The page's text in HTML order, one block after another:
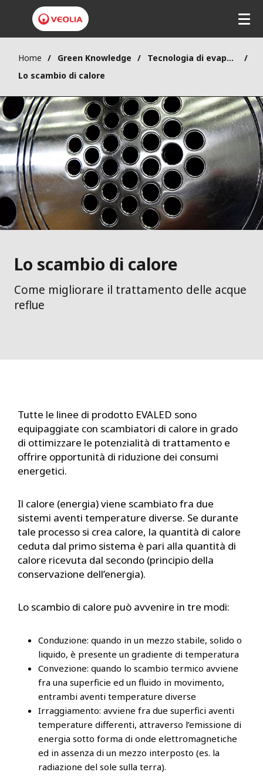
Home Green Knowledge
Tecnologia di evaporazione
Lo scambio di calore
Lo scambio di calore
Come migliorare il trattamento delle acque
reflue
Tutte le linee di prodotto EVALED sono
equipaggiate con scambiatori di calore in grado
di ottimizzare le potenzialità di trattamento e
offrire opportunità di riduzione dei consumi
energetici.
Il calore (energia) viene scambiato fra due
sistemi aventi temperature diverse. Se durante
tale processo si crea calore, la quantità di calore
ceduta dal primo sistema è pari alla quantità di
calore ricevuta dal secondo (principio della
conservazione dell’energia).
Lo scambio di calore può avvenire in tre modi:
Conduzione: quando in un mezzo stabile, solido o
liquido, è presente un gradiente di temperatura
Convezione: quando lo scambio termico avviene
fra una superficie ed un fluido in movimento,
entrambi aventi temperature diverse
Irraggiamento: avviene fra due superfici aventi
temperature differenti, attraverso l’emissione di
energia sotto forma di onde elettromagnetiche
ed in assenza di un mezzo interposto (es. la
radiazione del sole sulla terra).